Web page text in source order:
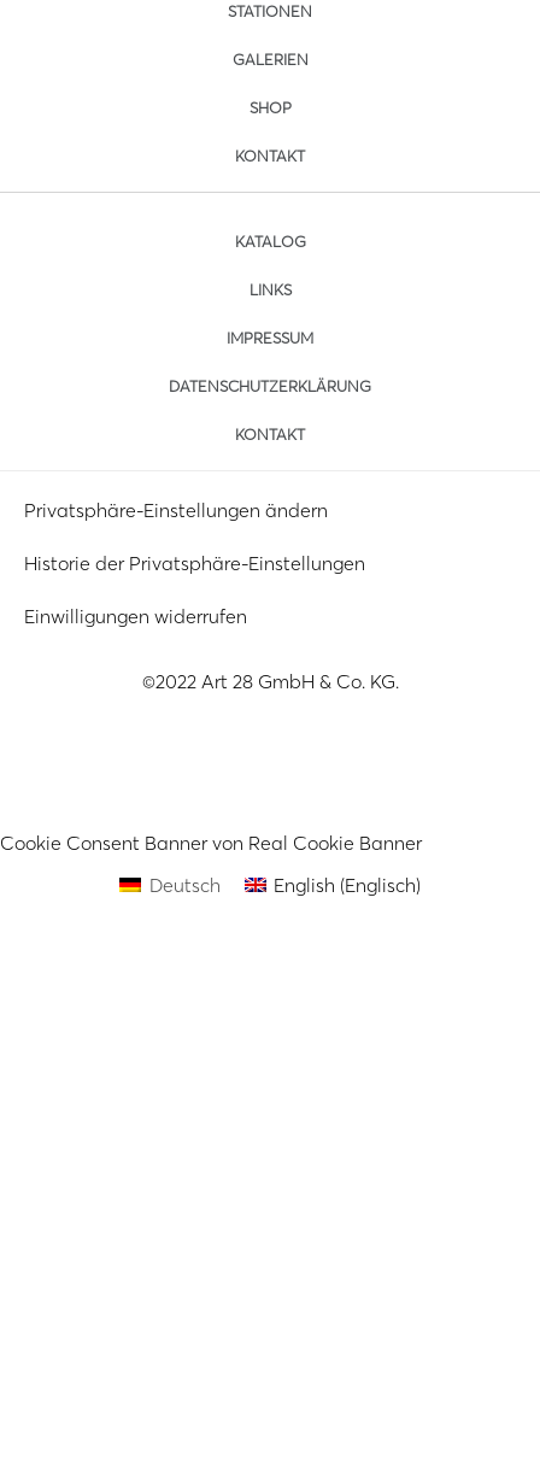
STATIONEN
GALERIEN
SHOP
KONTAKT
KATALOG
LINKS
IMPRESSUM
DATENSCHUTZERKLÄRUNG
KONTAKT
Privatsphäre-Einstellungen ändern
Historie der Privatsphäre-Einstellungen
Einwilligungen widerrufen
©2022 Art 28 GmbH & Co. KG.
Cookie Consent Banner von Real Cookie Banner
Deutsch
English (Englisch)